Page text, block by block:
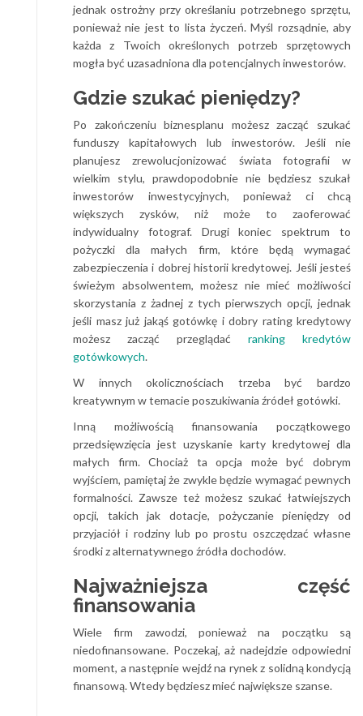
jednak ostrożny przy określaniu potrzebnego sprzętu,
ponieważ nie jest to lista życzeń. Myśl rozsądnie, aby
każda z Twoich określonych potrzeb sprzętowych
mogła być uzasadniona dla potencjalnych inwestorów.
Gdzie szukać pieniędzy?
Po zakończeniu biznesplanu możesz zacząć szukać
funduszy kapitałowych lub inwestorów. Jeśli nie
planujesz zrewolucjonizować świata fotografii w
wielkim stylu, prawdopodobnie nie będziesz szukał
inwestorów inwestycyjnych, ponieważ ci chcą
większych zysków, niż może to zaoferować
indywidualny fotograf. Drugi koniec spektrum to
pożyczki dla małych firm, które będą wymagać
zabezpieczenia i dobrej historii kredytowej. Jeśli jesteś
świeżym absolwentem, możesz nie mieć możliwości
skorzystania z żadnej z tych pierwszych opcji, jednak
jeśli masz już jakąś gotówkę i dobry rating kredytowy
możesz zacząć przeglądać ranking kredytów
gotówkowych.
W innych okolicznościach trzeba być bardzo
kreatywnym w temacie poszukiwania źródeł gotówki.
Inną możliwością finansowania początkowego
przedsięwzięcia jest uzyskanie karty kredytowej dla
małych firm. Chociaż ta opcja może być dobrym
wyjściem, pamiętaj że zwykle będzie wymagać pewnych
formalności. Zawsze też możesz szukać łatwiejszych
opcji, takich jak dotacje, pożyczanie pieniędzy od
przyjaciół i rodziny lub po prostu oszczędzać własne
środki z alternatywnego źródła dochodów.
Najważniejsza część
finansowania
Wiele firm zawodzi, ponieważ na początku są
niedofinansowane. Poczekaj, aż nadejdzie odpowiedni
moment, a następnie wejdź na rynek z solidną kondycją
finansową. Wtedy będziesz mieć największe szanse.